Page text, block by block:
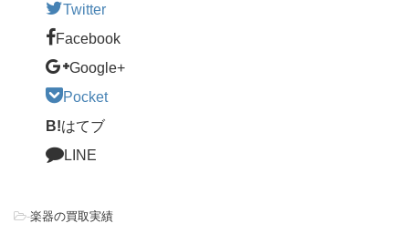
Twitter
Facebook
Google+
Pocket
B!はてブ
LINE
-楽器の買取実績